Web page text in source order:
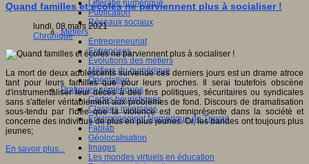
Littératie numérique
Publication
Réseaux sociaux
Métiers
Entrepreneuriat
Entreprises
Evolutions des métiers
Métiers du numérique
Orientation
Pratiques numériques
Cartes heuristiques
Classes inversées
Environnement Numérique de Travail
Fablab
Géolocalisation
Images
Les mondes virtuels en éducation
Quand familles et écoles ne parviennent plus à socialiser !
lundi, 08 mars 2021
Chronique
La mort de deux adolescents survenue ces derniers jours est un drame atroce
tant pour leurs familles que pour leurs proches. Il serai toutefois obscène
d'instrumentaliser leur décès à des fins politiques, sécuritaires ou syndicales
sans s'atteler véritablement aux problèmes de fond. Discours de dramatisation
sous-tendu par l'idée que la violence est omniprésente dans la société et
concerne des individus de plus en plus jeunes. Or, les bandes ont toujours plus
jeunes;
En savoir plus...